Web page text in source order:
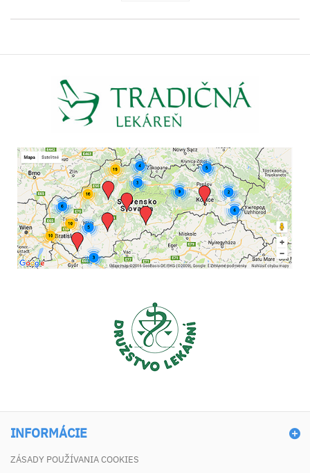
INFORMÁCIE
ZÁSADY POUŽÍVANIA COOKIES